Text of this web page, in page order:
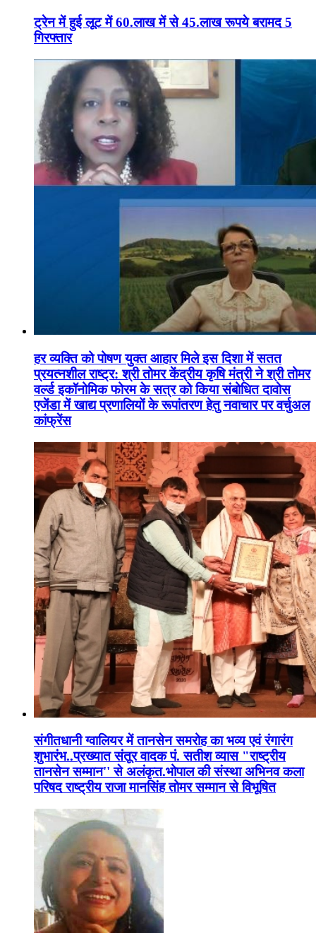
ट्रेन में हुई लूट में 60.लाख में से 45.लाख रूपये बरामद 5
गिरफ्तार
हर व्यक्ति को पोषण युक्त आहार मिले इस दिशा में सतत
प्रयत्नशील राष्ट्र: श्री तोमर केंद्रीय कृषि मंत्री ने श्री तोमर
वर्ल्ड इकॉनोमिक फोरम के सत्र को किया संबोधित दावोस
एजेंडा में खाद्य प्रणालियों के रूपांतरण हेतु नवाचार पर वर्चुअल
कांफ्रेंस
संगीतधानी ग्वालियर में तानसेन समरोह का भव्य एवं रंगारंग
शुभारंभ..प्रख्यात संतूर वादक पं. सतीश व्यास "राष्ट्रीय
तानसेन सम्मान'' से अलंकृत.भोपाल की संस्था अभिनव कला
परिषद राष्ट्रीय राजा मानसिंह तोमर सम्मान से विभूषित